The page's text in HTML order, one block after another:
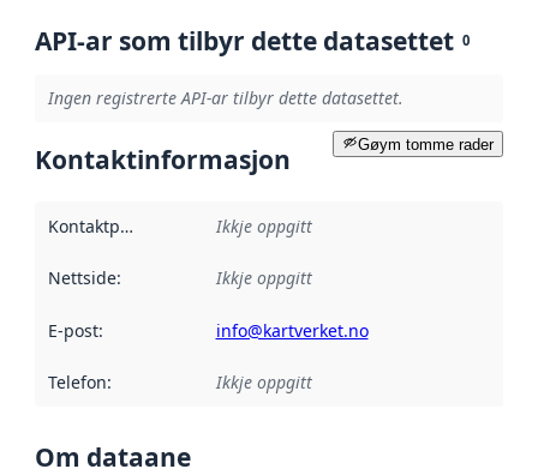
API-ar som tilbyr dette datasettet 0
Ingen registrerte API-ar tilbyr dette datasettet.
Gøym tomme rader
Kontaktinformasjon
Kontaktpunkt Ikkje oppgitt
Nettside: Ikkje oppgitt
E-post: info@kartverket.no
Telefon: Ikkje oppgitt
Om dataane